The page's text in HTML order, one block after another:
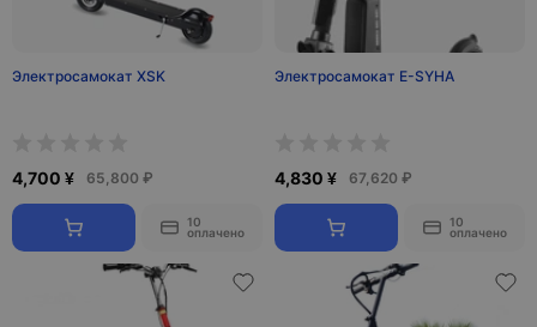
Электросамокат XSK
4,700 ¥ 65,800 ₽
10
оплачено
Электросамокат E-SYHA
4,830 ¥ 67,620 ₽
10
оплачено